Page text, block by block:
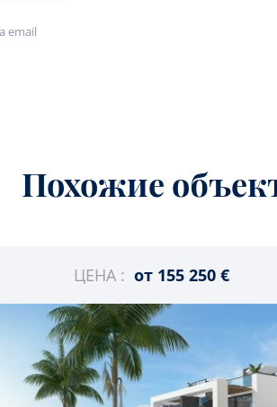
email
Похожие
ЦЕНА : от 155 250 €